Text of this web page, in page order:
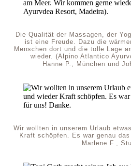
Die Qualität der Massagen, der
ist eine Freude. Dazu die
Menschen dort und die tolle Lage
wieder. (Alpino Atlantico
Hanne P., München und
Wir wollten in unserem Urlaub
Kraft schöpfen. Es war genau
Marlene F.,